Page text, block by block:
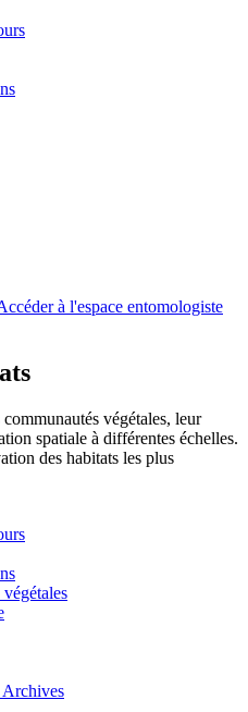
à l'espace entomologiste
végétales, leur
spatiale à différentes échelles.
des habitats les plus